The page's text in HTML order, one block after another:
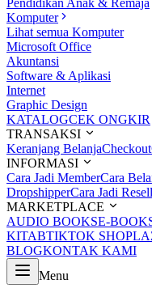
Pendidikan Anak & Remaja
Komputer
Lihat semua Komputer
Microsoft Office
Akuntansi
Software & Aplikasi
Internet
Graphic Design
KATALOGCEK ONGKIR
TRANSAKSI
Keranjang BelanjaCheckout
INFORMASI
Cara Jadi MemberCara
DropshipperCara Jadi
MARKETPLACE
AUDIO BOOKSE-
KITABTIKTOK SHOP
BLOGKONTAK KAMI
Menu